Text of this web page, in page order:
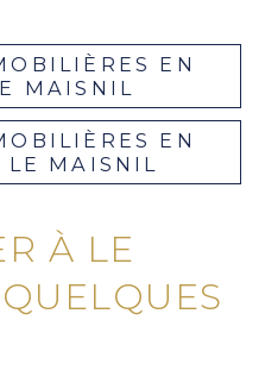
EN
MAISNIL
EN
LE MAISNIL
À LE